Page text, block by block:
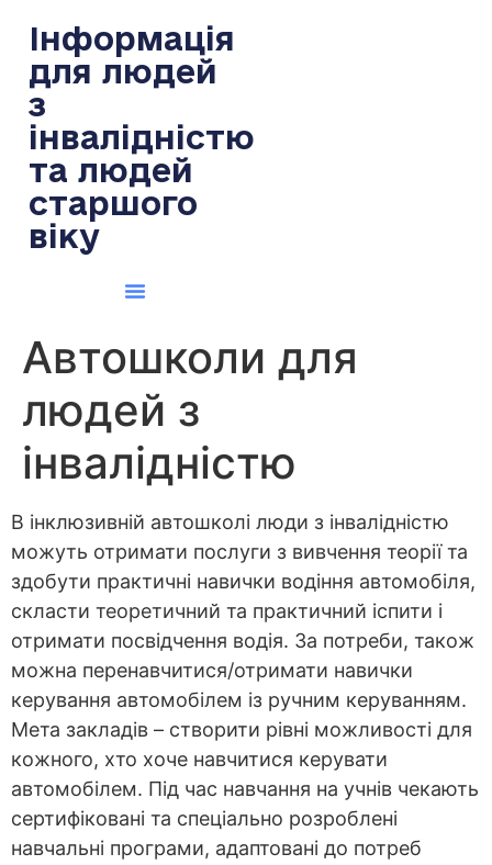
Інформація
для людей
з
інвалідністю
та людей
старшого
віку
Автошколи для
людей з
інвалідністю
В інклюзивній автошколі люди з інвалідністю
можуть отримати послуги з вивчення теорії та
здобути практичні навички водіння автомобіля,
скласти теоретичний та практичний іспити і
отримати посвідчення водія. За потреби, також
можна перенавчитися/отримати навички
керування автомобілем із ручним керуванням.
Мета закладів – створити рівні можливості для
кожного, хто хоче навчитися керувати
автомобілем. Під час навчання на учнів чекають
сертифіковані та спеціально розроблені
навчальні програми, адаптовані до потреб